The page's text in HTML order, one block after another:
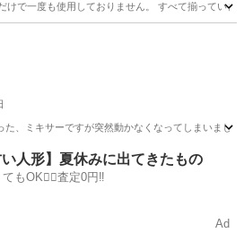
けで一度も使用しておりません。 すべて揃ってい
トレース場駅
た、ミキサーですが突然動かなくなってしまいま
キッチン家電
い人形】夏休みに出てきたもの
もOK🙆‍♀️査定0円‼️
Ad